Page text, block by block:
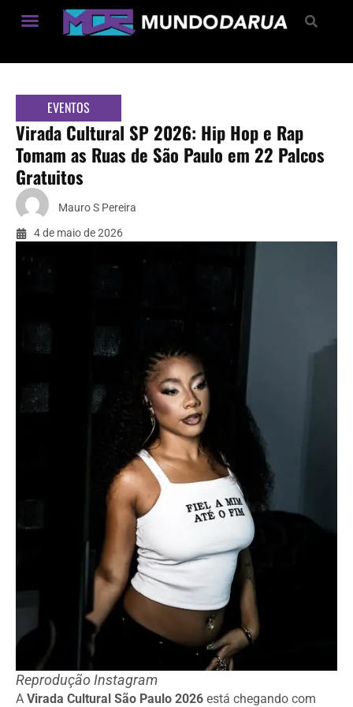
EVENTOS
Virada Cultural SP 2026: Hip Hop e Rap
Tomam as Ruas de São Paulo em 22 Palcos
Gratuitos
Mauro S Pereira
4 de maio de 2026
Reprodução Instagram
A Virada Cultural São Paulo 2026 está chegando com